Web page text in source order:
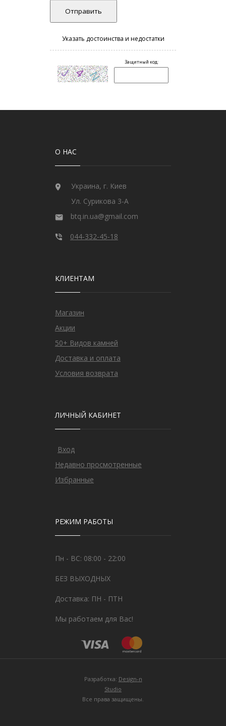
О НАС
Украина, г. Киев
Ул. Сурикова 3-А
btq.in.ua@gmail.com
044-332-45-18
КЛИЕНТАМ
Магазин
Акции
50+ Видов камней
Доставка и оплата
Условия возврата
ЛИЧНЫЙ КАБИНЕТ
Вход
Недавно просмотренные
Избранные
РЕЖИМ РАБОТЫ
Пн - ВС: 08:00 - 22:00
БЕЗ ВЫХОДНЫХ
Доставка: ПН - ПТН
Мы работаем для Вас!
Разработка: Design-n
Studio
Все права защищены.